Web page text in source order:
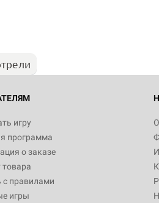
игру
программа
о заказе
товара
правилами
игры